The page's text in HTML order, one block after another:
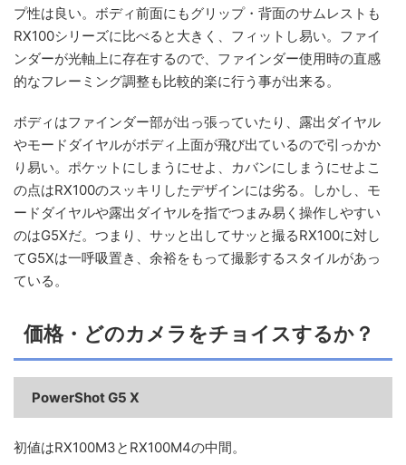
プ性は良い。ボディ前面にもグリップ・背面のサムレストも
RX100シリーズに比べると大きく、フィットし易い。ファイ
ンダーが光軸上に存在するので、ファインダー使用時の直感
的なフレーミング調整も比較的楽に行う事が出来る。
ボディはファインダー部が出っ張っていたり、露出ダイヤル
やモードダイヤルがボディ上面が飛び出ているので引っかか
り易い。ポケットにしまうにせよ、カバンにしまうにせよこ
の点はRX100のスッキリしたデザインには劣る。しかし、モ
ードダイヤルや露出ダイヤルを指でつまみ易く操作しやすい
のはG5Xだ。つまり、サッと出してサッと撮るRX100に対し
てG5Xは一呼吸置き、余裕をもって撮影するスタイルがあっ
ている。
価格・どのカメラをチョイスするか？
PowerShot G5 X
初値はRX100M3とRX100M4の中間。